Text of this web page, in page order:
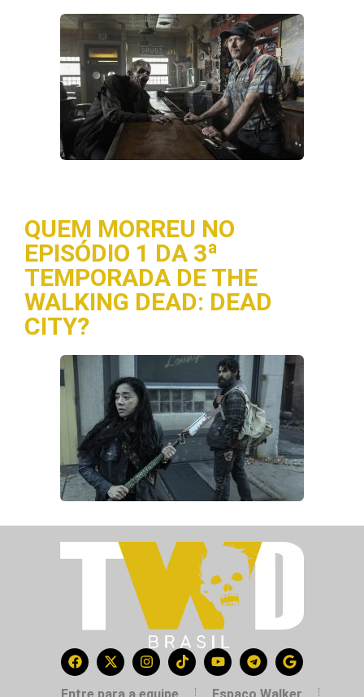
QUEM MORREU NO
EPISÓDIO 1 DA 3ª
TEMPORADA DE THE
WALKING DEAD: DEAD
CITY?